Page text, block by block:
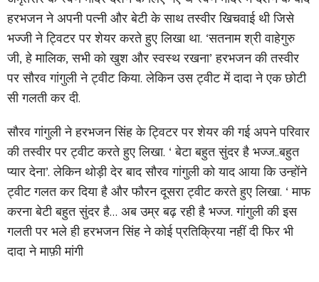
हरभजन ने अपनी पत्नी और बेटी के साथ तस्वीर खिचवाई थी जिसे
भज्जी ने ट्विटर पर शेयर करते हुए लिखा था. ‘सतनाम श्री वाहेगुरु
जी, हे मालिक, सभी को खुश और स्वस्थ रखना’ हरभजन की तस्वीर
पर सौरव गांगुली ने ट्वीट किया. लेकिन उस ट्वीट में दादा ने एक छोटी
सी गलती कर दी.
सौरव गांगुली ने हरभजन सिंह के ट्विटर पर शेयर की गई अपने परिवार
की तस्वीर पर ट्वीट करते हुए लिखा. ‘ बेटा बहुत सुंदर है भज्ज..बहुत
प्यार देना’. लेकिन थोड़ी देर बाद सौरव गांगुली को याद आया कि उन्होंने
ट्वीट गलत कर दिया है और फौरन दूसरा ट्वीट करते हुए लिखा. ‘ माफ
करना बेटी बहुत सुंदर है… अब उम्र बढ़ रही है भज्ज. गांगुली की इस
गलती पर भले ही हरभजन सिंह ने कोई प्रतिक्रिया नहीं दी फिर भी
दादा ने माफ़ी मांगी